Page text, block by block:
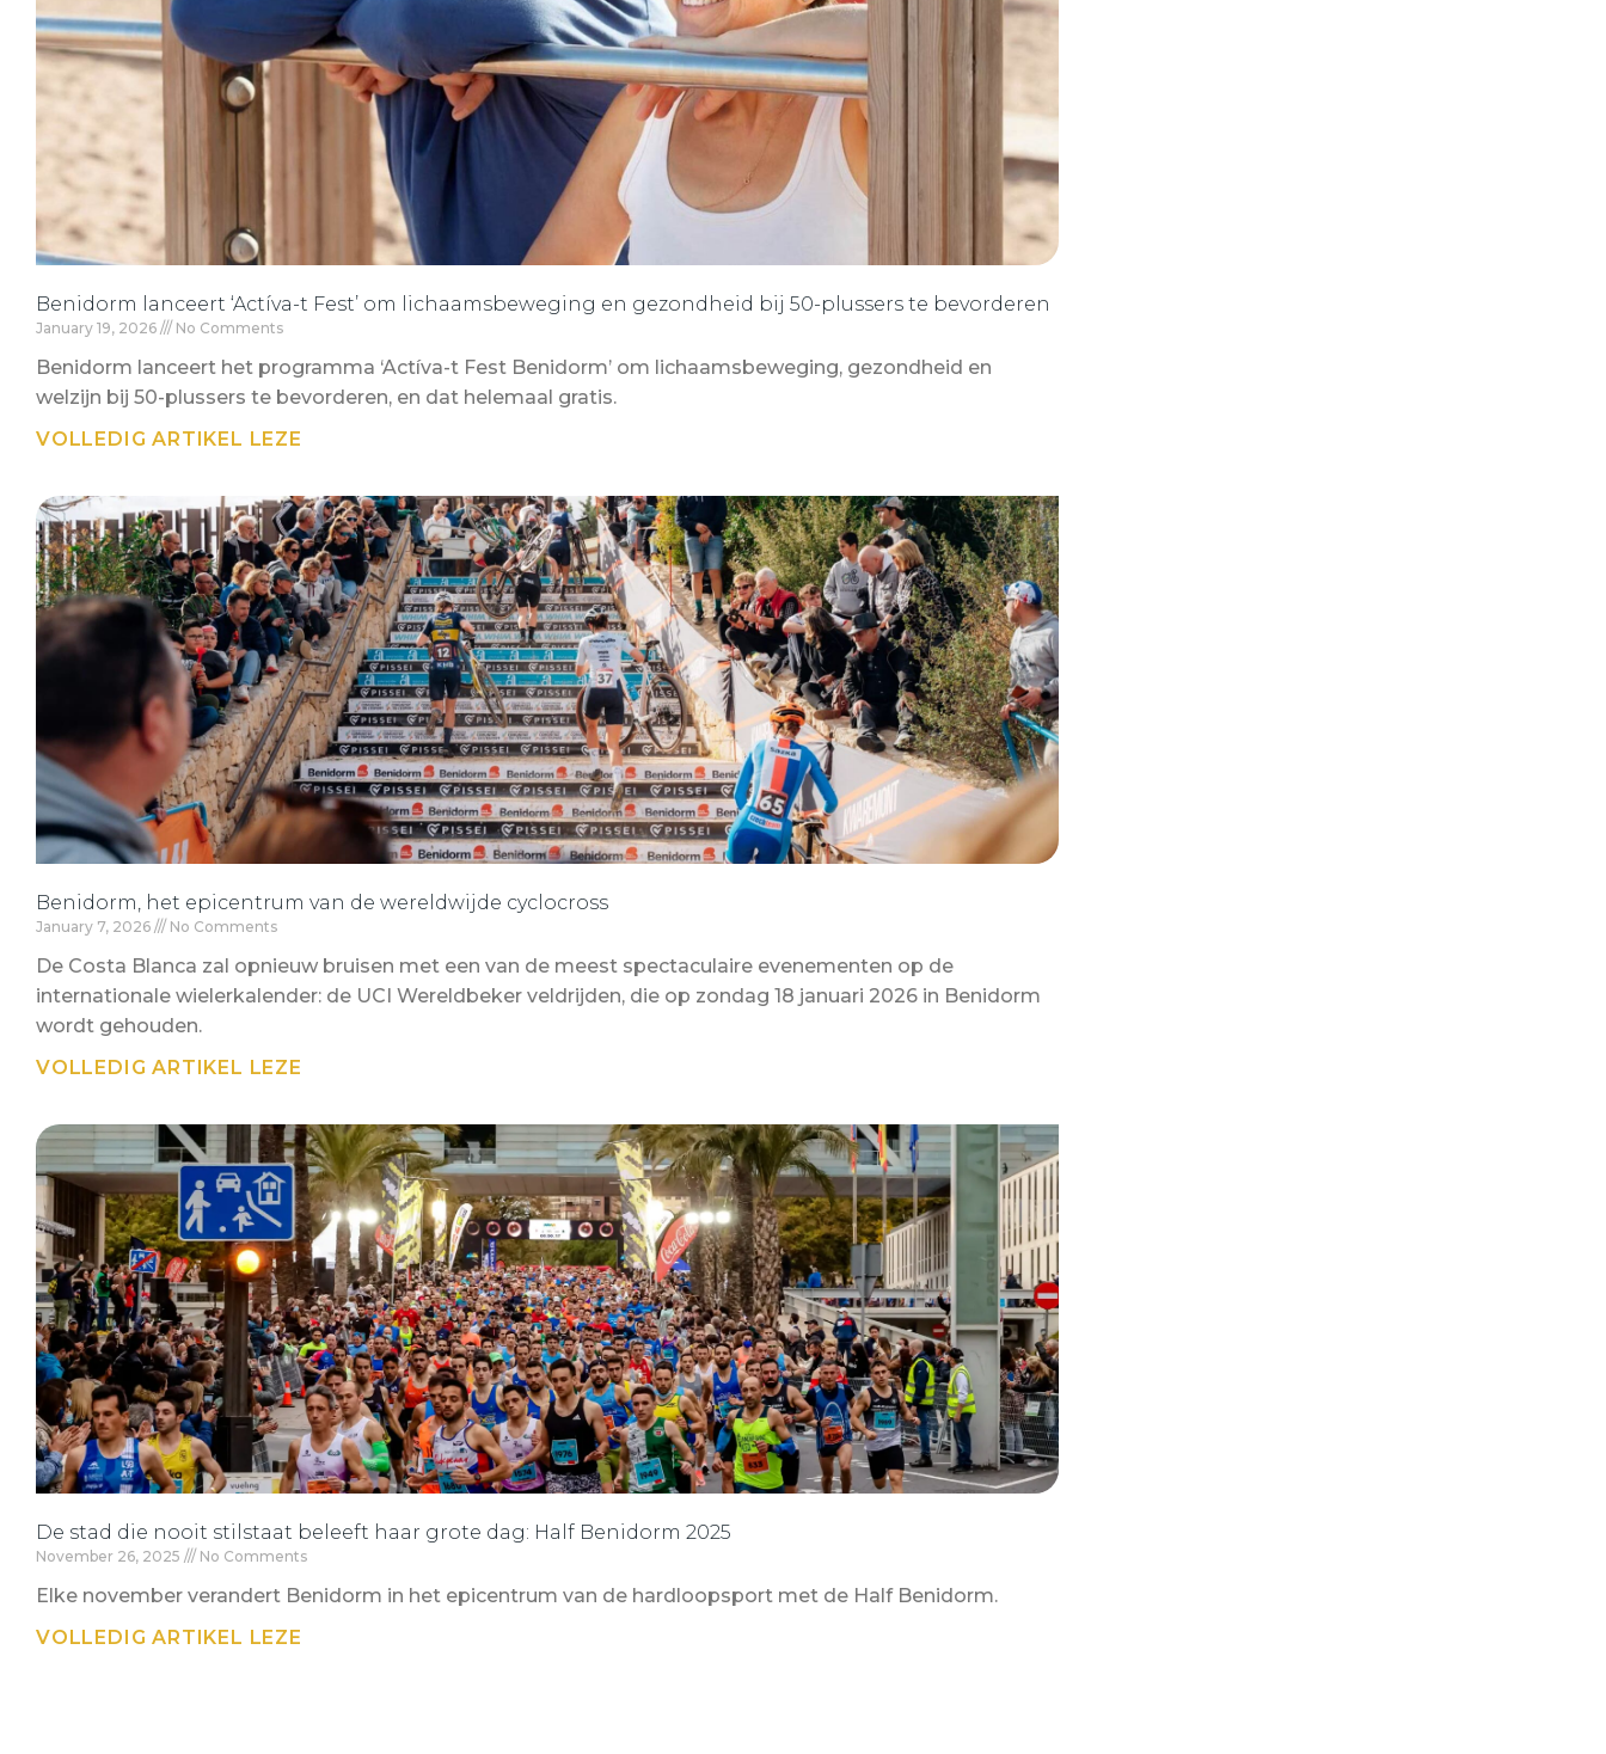
Benidorm lanceert ‘Actíva-t Fest’ om lichaamsbeweging en gezondheid bij 50-plussers te bevorderen
January 19, 2026 No Comments
Benidorm lanceert het programma ‘Actíva-t Fest Benidorm’ om lichaamsbeweging, gezondheid en
welzijn bij 50-plussers te bevorderen, en dat helemaal gratis.
VOLLEDIG ARTIKEL LEZE
Benidorm, het epicentrum van de wereldwijde cyclocross
January 7, 2026 No Comments
De Costa Blanca zal opnieuw bruisen met een van de meest spectaculaire evenementen op de
internationale wielerkalender: de UCI Wereldbeker veldrijden, die op zondag 18 januari 2026 in Benidorm
wordt gehouden.
VOLLEDIG ARTIKEL LEZE
De stad die nooit stilstaat beleeft haar grote dag: Half Benidorm 2025
November 26, 2025 No Comments
Elke november verandert Benidorm in het epicentrum van de hardloopsport met de Half Benidorm.
VOLLEDIG ARTIKEL LEZE